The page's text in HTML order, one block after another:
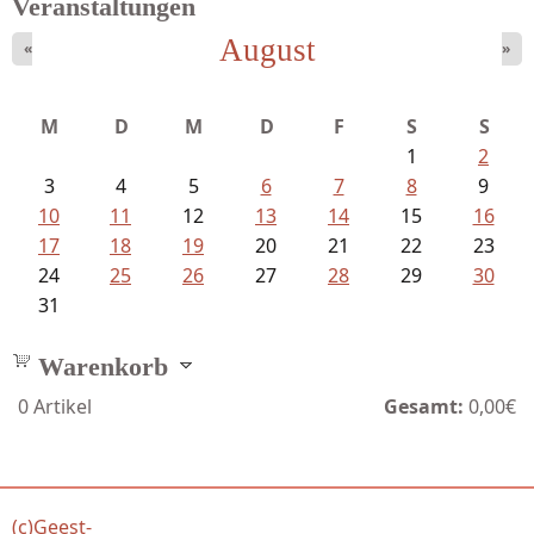
Veranstaltungen
August
« »
M D M D F S
S
1
2
3
4 5 6 7 8
9
10
11 12 13 14 15
16
17
18 19 20 21 22
23
24
25 26 27 28 29
30
31
Warenkorb
0Artikel Gesamt: 0,00€
(c)Geest-